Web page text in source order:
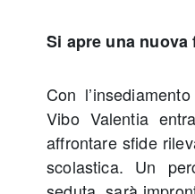
Si apre una
Con
Vibo Valentia
affrontare sfide
scolastica. Un